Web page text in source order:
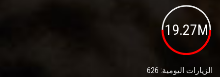
19.27M
الزيارات اليومية: 626